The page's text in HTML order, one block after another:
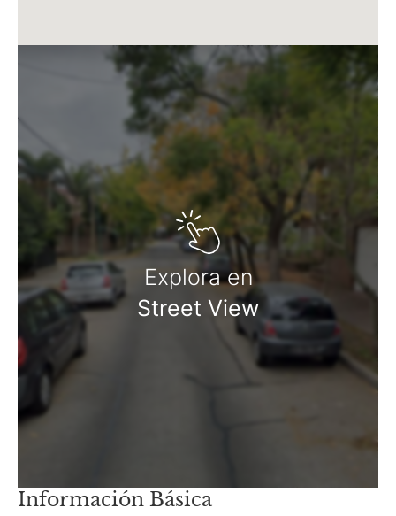
Explora en
Street View
Información Básica